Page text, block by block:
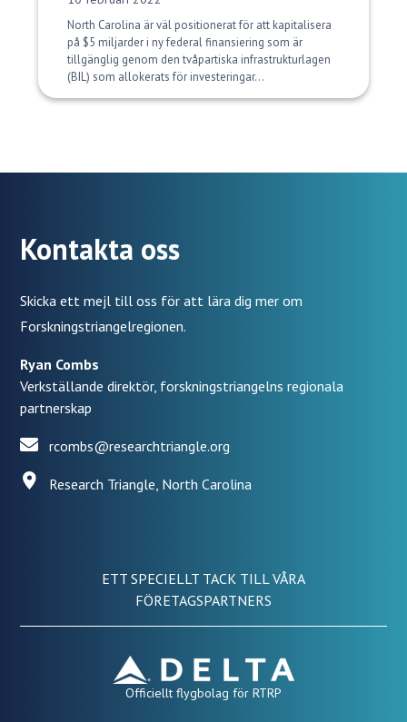
North Carolina är väl positionerat för att kapitalisera
på $5 miljarder i ny federal finansiering som är
tillgänglig genom den tvåpartiska infrastrukturlagen
(BIL) som allokerats för investeringar...
Kontakta oss
Skicka ett mejl till oss för att lära dig mer om
Forskningstriangelregionen.
Ryan Combs
Verkställande direktör, forskningstriangelns regionala
partnerskap
rcombs@researchtriangle.org
Research Triangle, North Carolina
ETT SPECIELLT TACK TILL VÅRA
FÖRETAGSPARTNERS
Officiellt flygbolag för RTRP